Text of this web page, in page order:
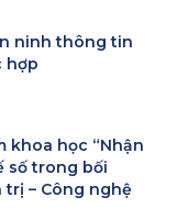
ninh thông tin
hợp
khoa học “Nhận
số trong bối
trị – Công nghệ